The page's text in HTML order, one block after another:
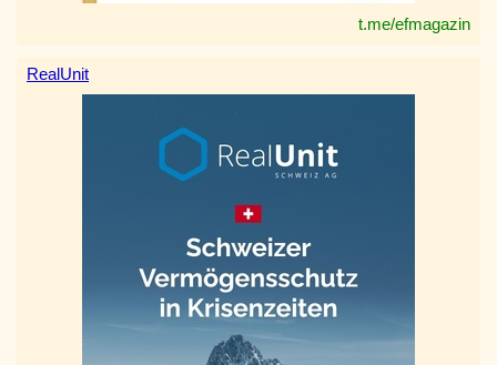
t.me/efmagazin
RealUnit